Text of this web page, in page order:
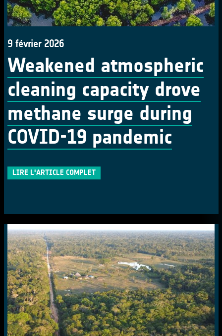
9 février 2026
Weakened atmospheric
cleaning capacity drove
methane surge during
COVID-19 pandemic
LIRE L'ARTICLE COMPLET